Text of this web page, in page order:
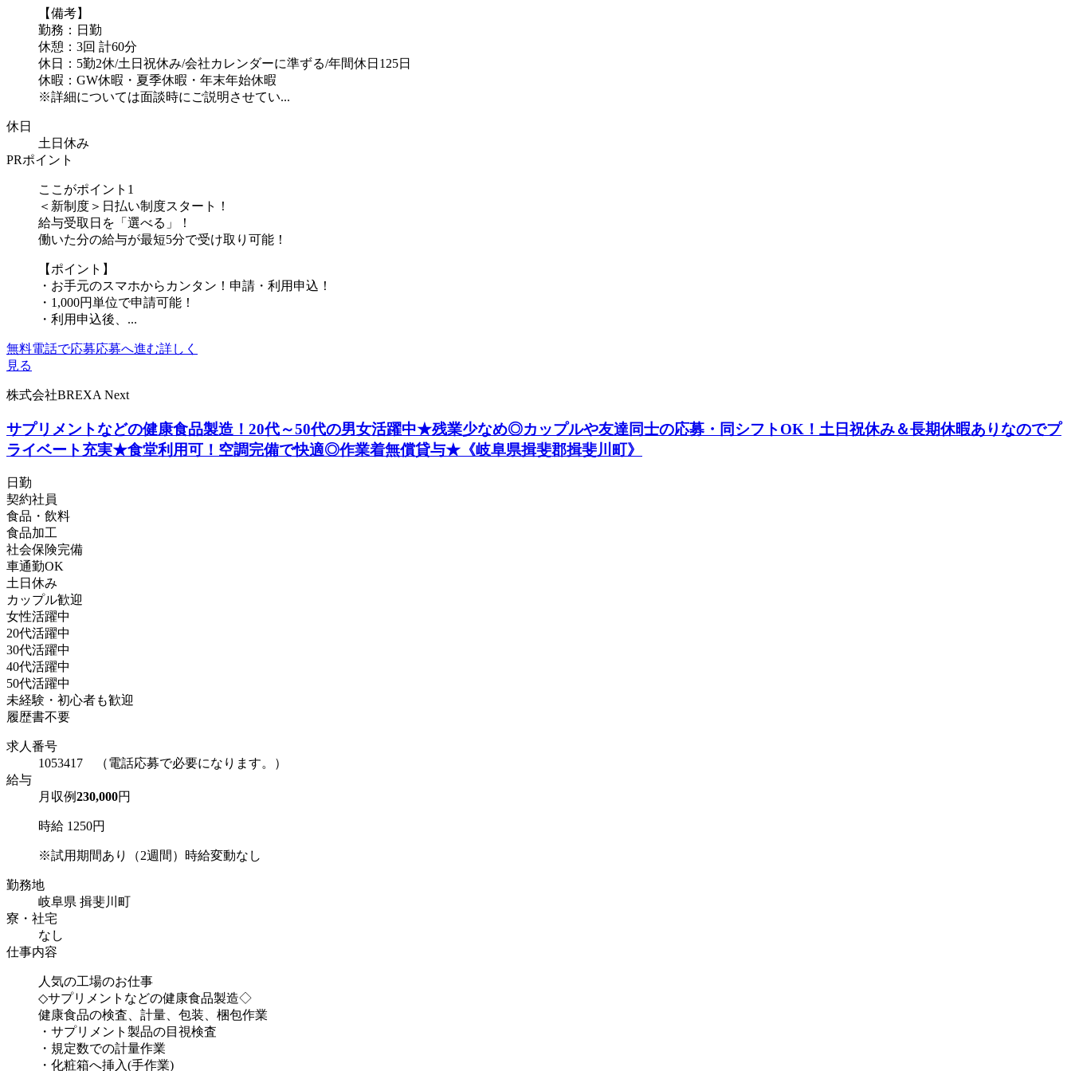
【備考】
勤務：日勤
休憩：3回 計60分
休日：5勤2休/土日祝休み/会社カレンダーに準ずる/年間休日125日
休暇：GW休暇・夏季休暇・年末年始休暇
※詳細については面談時にご説明させてい...
休日
土日休み
PRポイント
ここがポイント1
＜新制度＞日払い制度スタート！
給与受取日を「選べる」！
働いた分の給与が最短5分で受け取り可能！
【ポイント】
・お手元のスマホからカンタン！申請・利用申込！
・1,000円単位で申請可能！
・利用申込後、...
無料電話で応募応募へ進む詳しく
見る
株式会社BREXA Next
サプリメントなどの健康食品製造！20代～50代の男女活躍中★残業少なめ◎カップルや友達同士の応募・同シフトOK！土日祝休み＆長期休暇ありなのでプ
ライベート充実★食堂利用可！空調完備で快適◎作業着無償貸与★《岐阜県揖斐郡揖斐川町》
日勤
契約社員
食品・飲料
食品加工
社会保険完備
車通勤OK
土日休み
カップル歓迎
女性活躍中
20代活躍中
30代活躍中
40代活躍中
50代活躍中
未経験・初心者も歓迎
履歴書不要
求人番号
1053417 （電話応募で必要になります。）
給与
月収例230,000円
時給 1250円
※試用期間あり（2週間）時給変動なし
勤務地
岐阜県 揖斐川町
寮・社宅
なし
仕事内容
人気の工場のお仕事
◇サプリメントなどの健康食品製造◇
健康食品の検査、計量、包装、梱包作業
・サプリメント製品の目視検査
・規定数での計量作業
・化粧箱へ挿入(手作業)